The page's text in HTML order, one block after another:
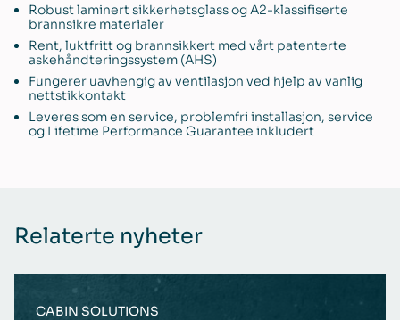
Robust laminert sikkerhetsglass og A2-klassifiserte
brannsikre materialer
Rent, luktfritt og brannsikkert med vårt patenterte
askehåndteringssystem (AHS)
Fungerer uavhengig av ventilasjon ved hjelp av vanlig
nettstikkontakt
Leveres som en service, problemfri installasjon, service
og Lifetime Performance Guarantee inkludert
Relaterte nyheter
CABIN SOLUTIONS